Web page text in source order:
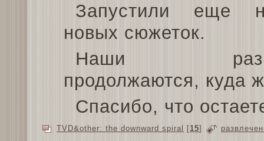
Запустили еще
новых сюжеток.
Наши
продолжаются, куда
Спасибо, что
TVD&other: the downward spiral [15]